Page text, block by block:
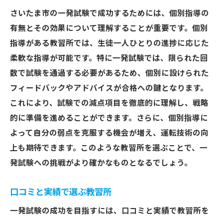
さいたま市の一発試験で成功するためには、個別指導の
有無とその効果について理解することが重要です。個別
指導がある教習所では、生徒一人ひとりの進捗に応じた
柔軟な指導が可能です。特に一発試験では、限られた回
数で試験を通過する必要があるため、個別に設けられた
フィードバックやアドバイスが合格への鍵となります。
これにより、試験での減点項目を徹底的に理解し、戦略
的に準備を進めることができます。さらに、個別指導に
よって自分の弱点を克服する機会が増え、運転技術の向
上も期待できます。このような教習所を選ぶことで、一
発試験への挑戦がより確かなものとなるでしょう。
口コミと実績で選ぶ教習所
一発試験の成功を目指すには、口コミと実績で教習所を